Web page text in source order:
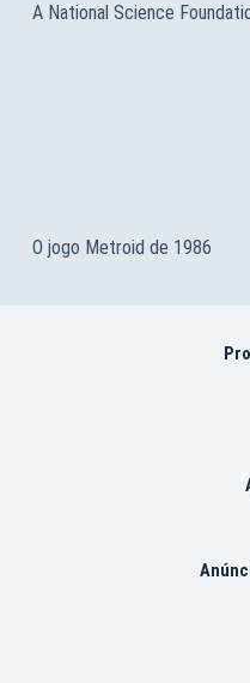
A National Science
O jogo Metroid de 1986